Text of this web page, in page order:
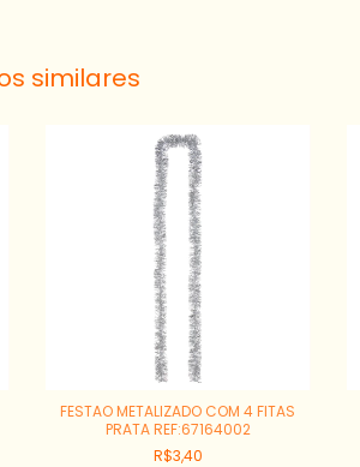
similares
FESTAO METALIZADO COM 4 FITAS
PRATA REF:67164002
R$3,40